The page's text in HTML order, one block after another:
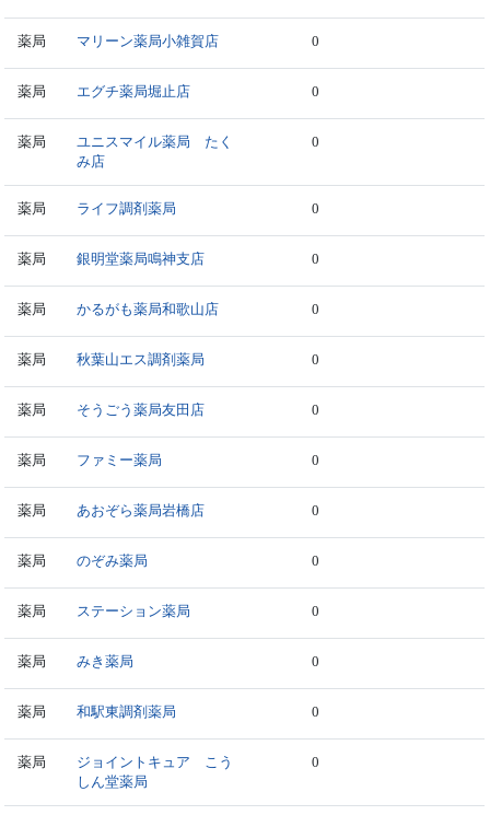
薬局 マリーン薬局小雑賀店 0
薬局 エグチ薬局堀止店 0
薬局
ユニスマイル薬局 たく
み店
0
薬局 ライフ調剤薬局 0
薬局 銀明堂薬局鳴神支店 0
薬局 かるがも薬局和歌山店 0
薬局 秋葉山エス調剤薬局 0
薬局 そうごう薬局友田店 0
薬局 ファミー薬局 0
薬局 あおぞら薬局岩橋店 0
薬局 のぞみ薬局 0
薬局 ステーション薬局 0
薬局 みき薬局 0
薬局 和駅東調剤薬局 0
薬局
ジョイントキュア こう
しん堂薬局
0